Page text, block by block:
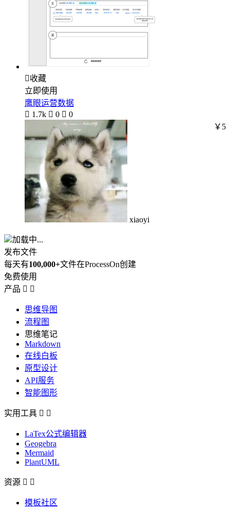
收藏
立即使用
鹰眼运营数据
 1.7k  0  0
xiaoyi
￥5
加载中...
发布文件
每天有100,000+文件在ProcessOn创建
免费使用
产品  
思维导图
流程图
思维笔记
Markdown
在线白板
原型设计
API服务
智能图形
实用工具  
LaTex公式编辑器
Geogebra
Mermaid
PlantUML
资源  
模板社区